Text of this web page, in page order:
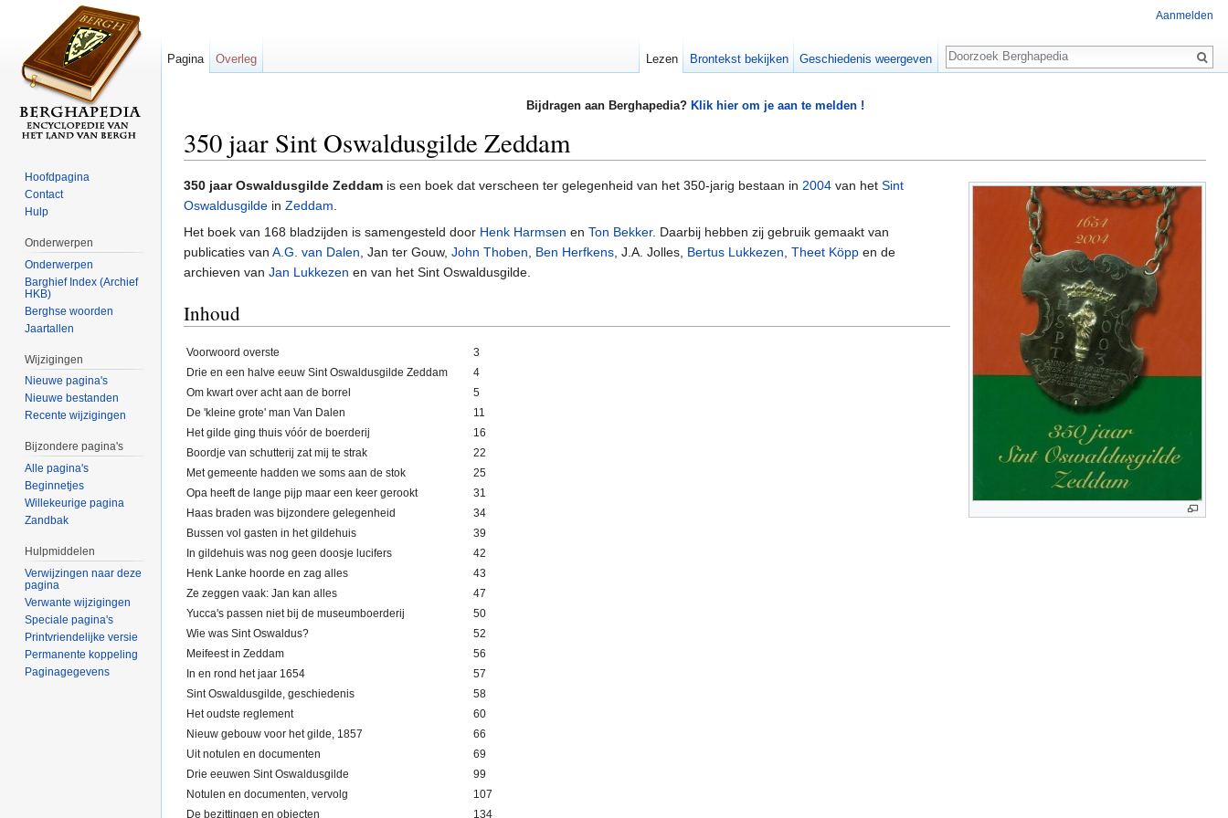
Bijdragen aan Berghapedia? Klik hier om je aan te melden !
350 jaar Sint Oswaldusgilde Zeddam
350 jaar Oswaldusgilde Zeddam is een boek dat verscheen ter gelegenheid van het 350-jarig bestaan in 2004 van het Sint
Oswaldusgilde in Zeddam.
Het boek van 168 bladzijden is samengesteld door Henk Harmsen en Ton Bekker. Daarbij hebben zij gebruik gemaakt van
publicaties van A.G. van Dalen, Jan ter Gouw, John Thoben, Ben Herfkens, J.A. Jolles, Bertus Lukkezen, Theet Köpp en de
archieven van Jan Lukkezen en van het Sint Oswaldusgilde.
Inhoud
Voorwoord overste
Drie en een halve eeuw Sint Oswaldusgilde Zeddam
Om kwart over acht aan de borrel
De 'kleine grote' man Van Dalen
Het gilde ging thuis vóór de boerderij
Boordje van schutterij zat mij te strak
Met gemeente hadden we soms aan de stok
Opa heeft de lange pijp maar een keer gerookt
Haas braden was bijzondere gelegenheid
Bussen vol gasten in het gildehuis
In gildehuis was nog geen doosje lucifers
Henk Lanke hoorde en zag alles
Ze zeggen vaak: Jan kan alles
Yucca's passen niet bij de museumboerderij
Wie was Sint Oswaldus?
Meifeest in Zeddam
In en rond het jaar 1654
Sint Oswaldusgilde, geschiedenis
Het oudste reglement
Nieuw gebouw voor het gilde, 1857
Uit notulen en documenten
Drie eeuwen Sint Oswaldusgilde
Notulen en documenten, vervolg
De bezittingen en objecten
3
4
5
11
16
22
25
31
34
39
42
43
47
50
52
56
57
58
60
66
69
99
107
134
Aanmelden
Pagina Overleg Lezen Brontekst bekijken Geschiedenis weergeven
Zoeken
Hoofdpagina
Contact
Hulp
Onderwerpen
Onderwerpen
Barghief Index (Archief
HKB)
Berghse woorden
Jaartallen
Wijzigingen
Nieuwe pagina's
Nieuwe bestanden
Recente wijzigingen
Bijzondere pagina's
Alle pagina's
Beginnetjes
Willekeurige pagina
Zandbak
Hulpmiddelen
Verwijzingen naar deze
pagina
Verwante wijzigingen
Speciale pagina's
Printvriendelijke versie
Permanente koppeling
Paginagegevens